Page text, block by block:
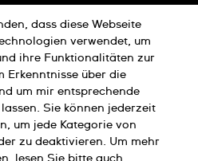
Cookies Hinweis
Impressum
dass diese Webseite
verwendet, um
ihre Funktionalitäten zur
Erkenntnisse über die
um mir entsprechende
Sie können jederzeit
um jede Kategorie von
zu deaktivieren. Um mehr
lesen Sie bitte auch